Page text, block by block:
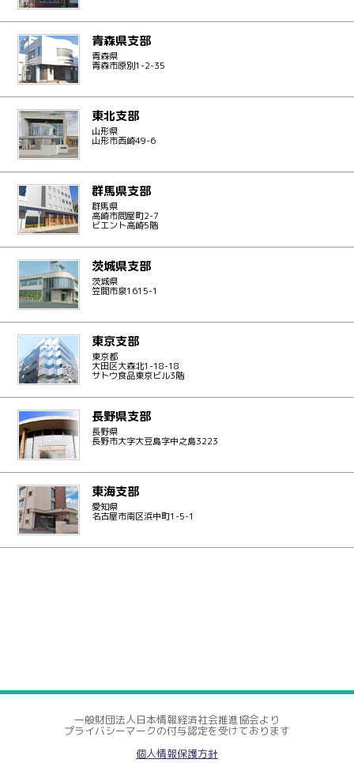
青森県支部
青森県
青森市原別1-2-35
東北支部
山形県
山形市西崎49-6
群馬県支部
群馬県
高崎市問屋町2-7
ビエント高崎5階
茨城県支部
茨城県
笠間市泉1615-1
東京支部
東京都
大田区大森北1-18-18
サトウ食品東京ビル3階
長野県支部
長野県
長野市大字大豆島字中之島3223
東海支部
愛知県
名古屋市南区浜中町1-5-1
一般財団法人日本情報経済社会推進協会より
プライバシーマークの付与認定を受けております
個人情報保護方針